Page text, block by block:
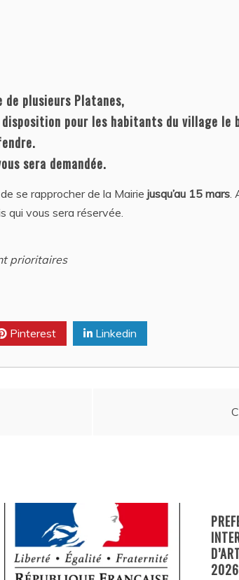
de plusieurs Platanes,
pour les habitants du village le
sera demandée.
se rapprocher de la Mairie jusqu’au 15 mars.
qui vous sera réservée.
prioritaires
Pinterest Linkedin
2026